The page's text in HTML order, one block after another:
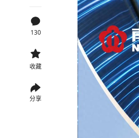
130
收藏
分享